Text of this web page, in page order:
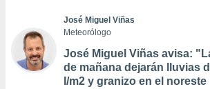
José Miguel Viñas
Meteorólogo
José Miguel Viñas avisa:
de mañana dejarán lluvias
l/m2 y granizo en el